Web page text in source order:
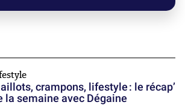
crampons, lifestyle : le récap’
la semaine avec Dégaine